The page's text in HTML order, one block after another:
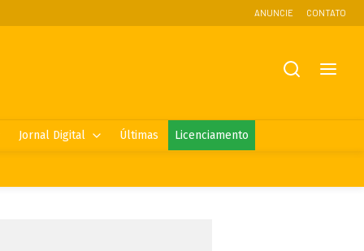
ANUNCIE CONTATO
Jornal Digital Últimas Licenciamento